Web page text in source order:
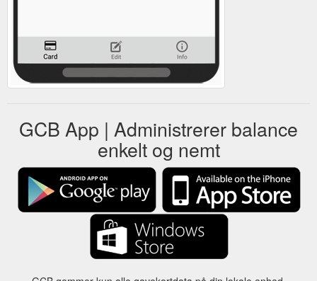
GCB App | Administrerer balance
enkelt og nemt